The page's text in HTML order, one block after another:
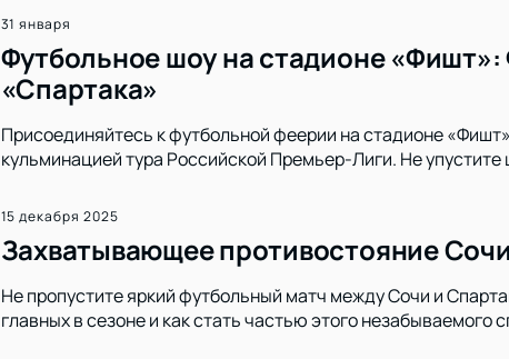
31 января
Футбольное шоу на стадионе
«Спартака»
Присоединяйтесь к футбольной феерии на стадионе
кульминацией тура Российской Премьер-Лиги. Не
15 декабря 2025
Захватывающее противостояние
Не пропустите яркий футбольный матч между Сочи и
главных в сезоне и как стать частью этого незабываемого